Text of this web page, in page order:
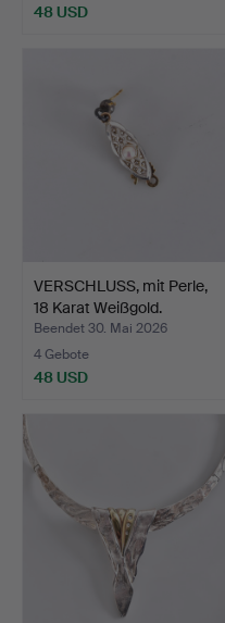
48 USD
VERSCHLUSS, mit Perle,
18 Karat Weißgold.
Beendet 30. Mai 2026
4 Gebote
48 USD